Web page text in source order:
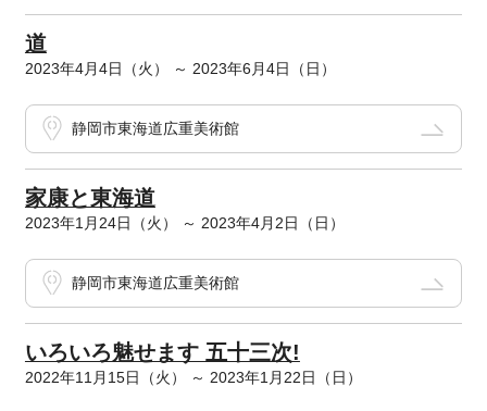
道
2023年4月4日（火） ～ 2023年6月4日（日）
静岡市東海道広重美術館
家康と東海道
2023年1月24日（火） ～ 2023年4月2日（日）
静岡市東海道広重美術館
いろいろ魅せます 五十三次!
2022年11月15日（火） ～ 2023年1月22日（日）